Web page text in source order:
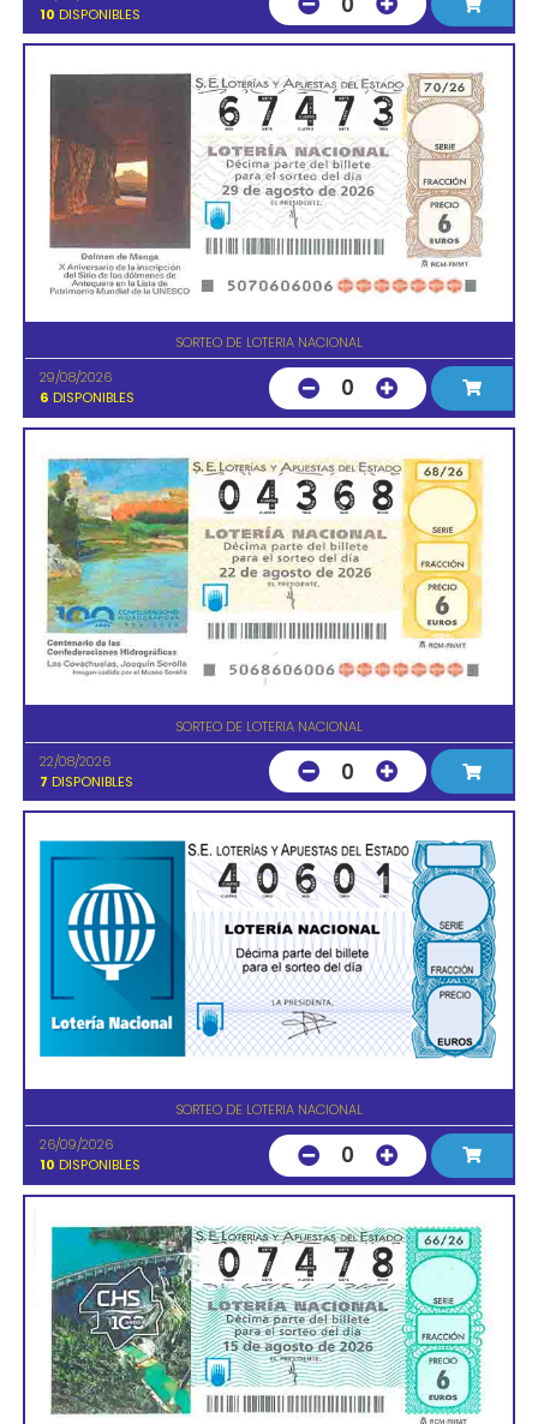
10 DISPONIBLES
SORTEO DE LOTERIA NACIONAL
29/08/2026
6 DISPONIBLES 0
SORTEO DE LOTERIA NACIONAL
22/08/2026
7 DISPONIBLES 0
SORTEO DE LOTERIA NACIONAL
26/09/2026
10 DISPONIBLES 0